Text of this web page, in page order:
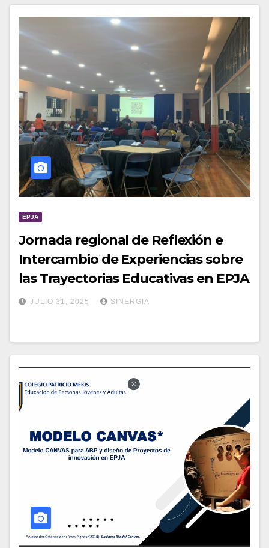
EPJA
Jornada regional de Reflexión e
Intercambio de Experiencias sobre
las Trayectorias Educativas en EPJA
JULIO 31, 2025 SINERGIA